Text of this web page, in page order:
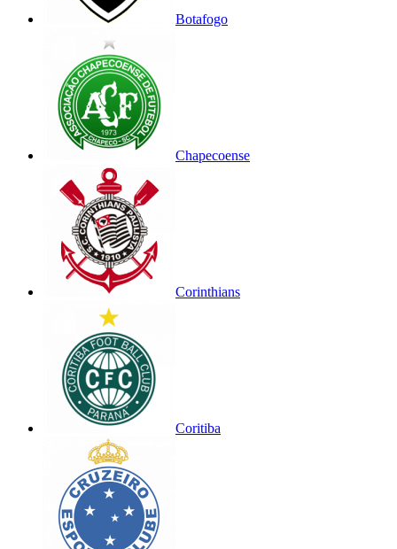
Botafogo
Chapecoense
Corinthians
Coritiba